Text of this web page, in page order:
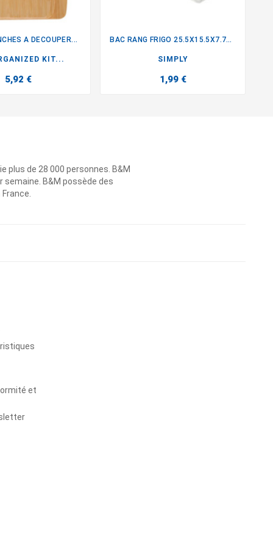
A DECOUPER...
KIT...
5,92 €
BAC RANG FRIGO 25.5X15.5X7.7CM
SIMPLY
1,99 €
plus de 28 000 personnes. B&M
B&M possède des
et